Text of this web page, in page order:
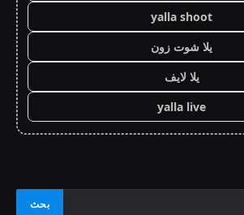
yalla shoot
يلا شوت زون
يلا لايف
yalla live